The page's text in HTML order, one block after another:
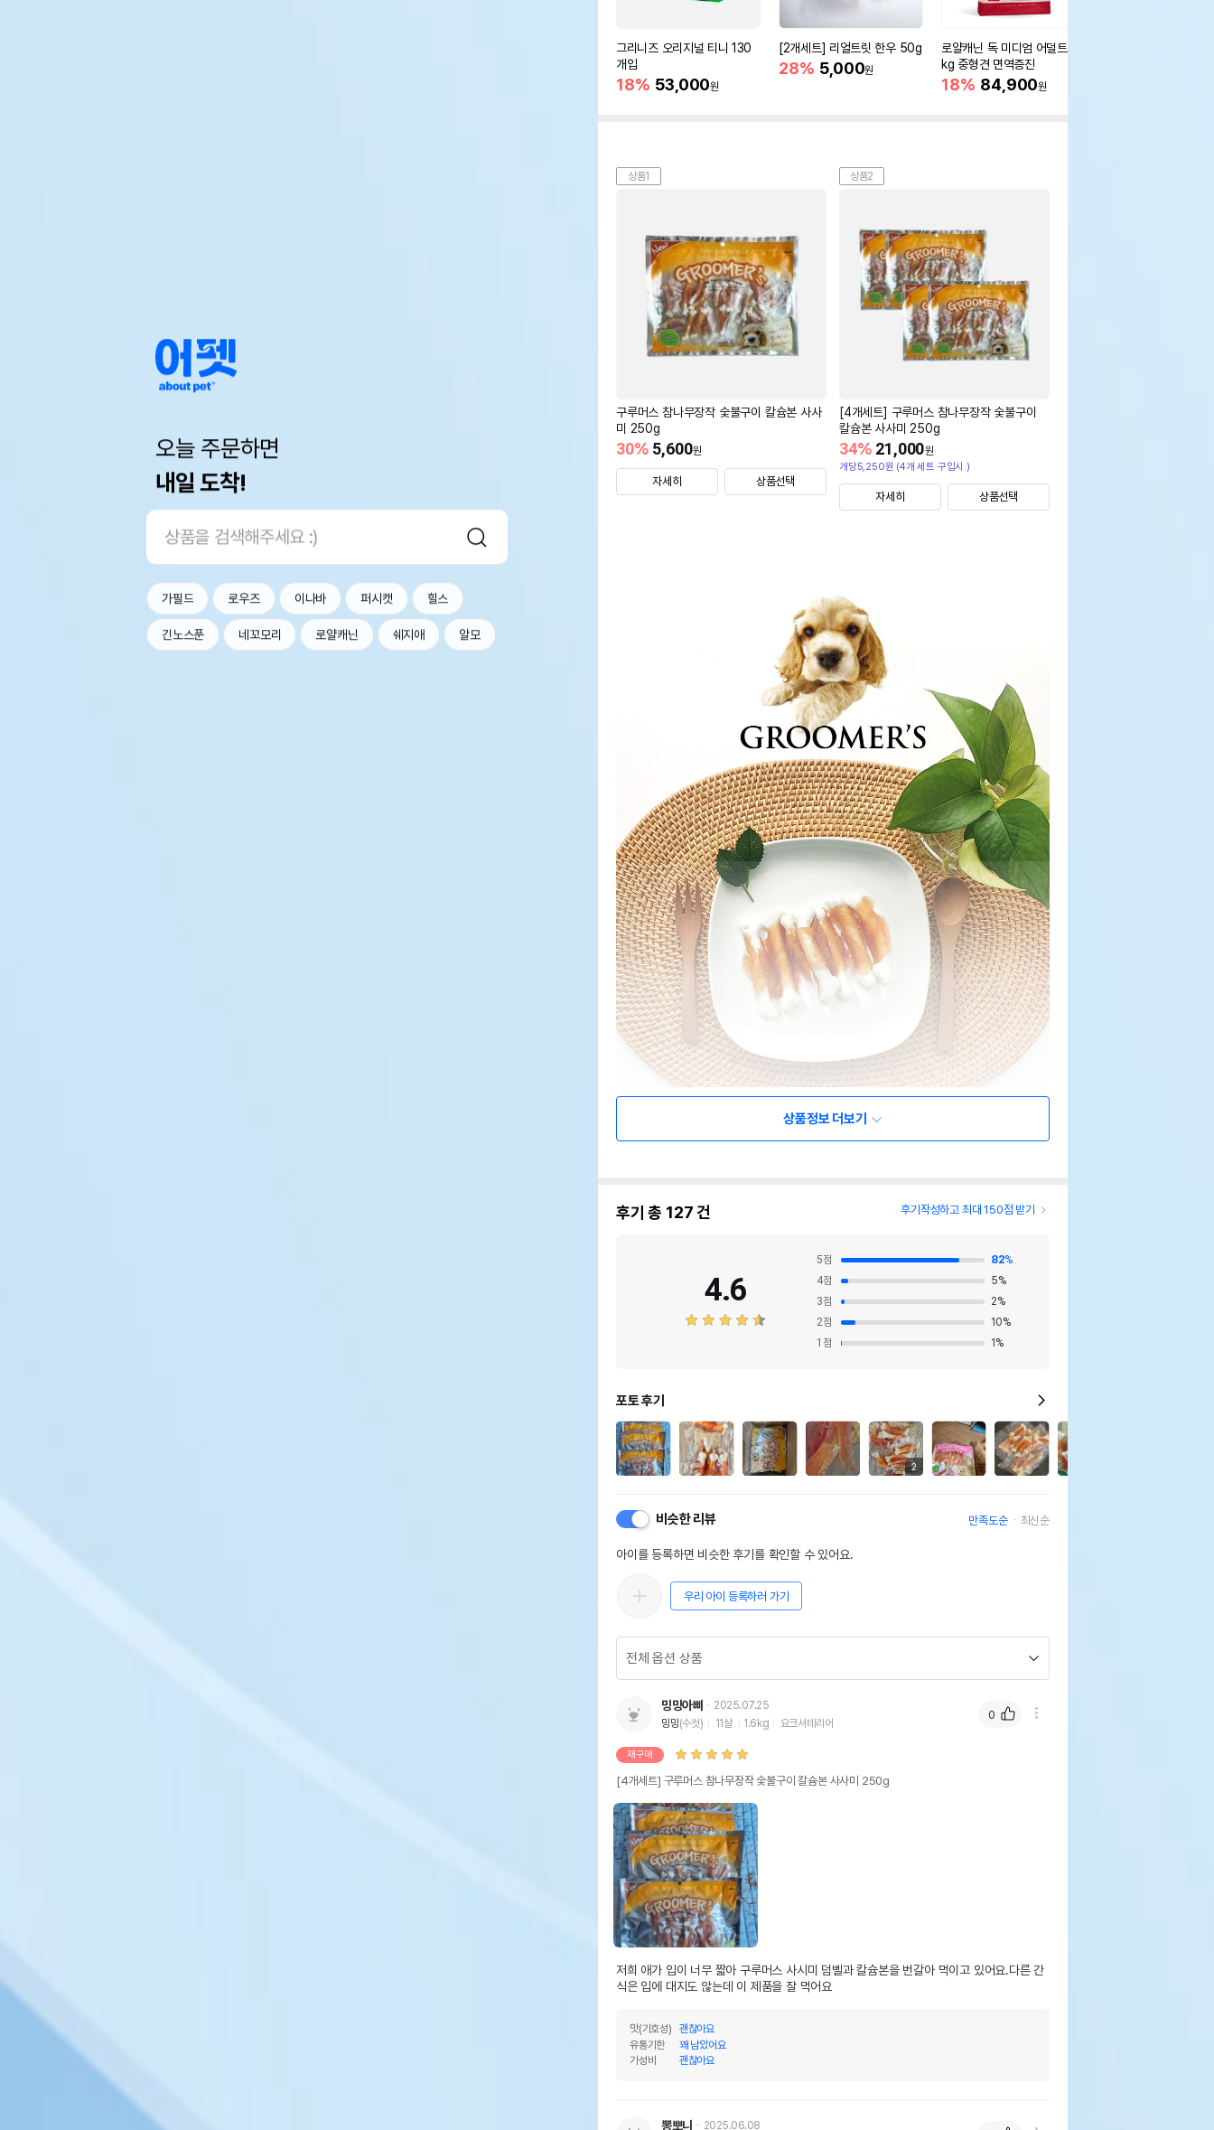
오늘 주문하면
내일 도착!
가필드 로우즈 이나바 퍼시캣 힐스
긴노스푼 네꼬모리 로얄캐닌 쉐지애 알모
그리니즈 오리지널 티니 130
개입
18% 53,000원
[2개세트] 리얼트릿 한우 50g
28% 5,000원
로얄캐닌 독 미디엄 어덜트 10
kg 중형견 면역증진
18% 84,900원
상품1
구루머스 참나무장작 숯불구이 칼슘본 사사
미 250g
5,600원
30%
자세히 상품선택
상품2
[4개세트] 구루머스 참나무장작 숯불구이
칼슘본 사사미 250g
21,000원
34%
개당5,250원 (4개 세트 구입시 )
자세히 상품선택
상품정보 더보기
후기 총 127건 후기작성하고 최대 150점 받기
4.6
5점 82%
4점 5%
3점 2%
2점 10%
1 점 1 %
포토 후기
2
비슷한 리뷰 만족도순 최신순
아이를 등록하면 비슷한 후기를 확인할 수 있어요.
우리 아이 등록하러 가기
밍밍아빠
2025.07.25
밍밍(수컷) 11살 1.6kg 요크셔테리어
재구매
[4개세트] 구루머스 참나무장작 숯불구이 칼슘본 사사미 250g
저희 애가 입이 너무 짧아 구루머스 사시미 덤벨과 칼슘본을 번갈아 먹이고 있어요.다른 간
식은 입에 대지도 않는데 이 제품을 잘 먹어요
맛(기호성)
괜찮아요
유통기한
꽤 남았어요
가성비
괜찮아요
0
뽕뽀니 2025.06.08